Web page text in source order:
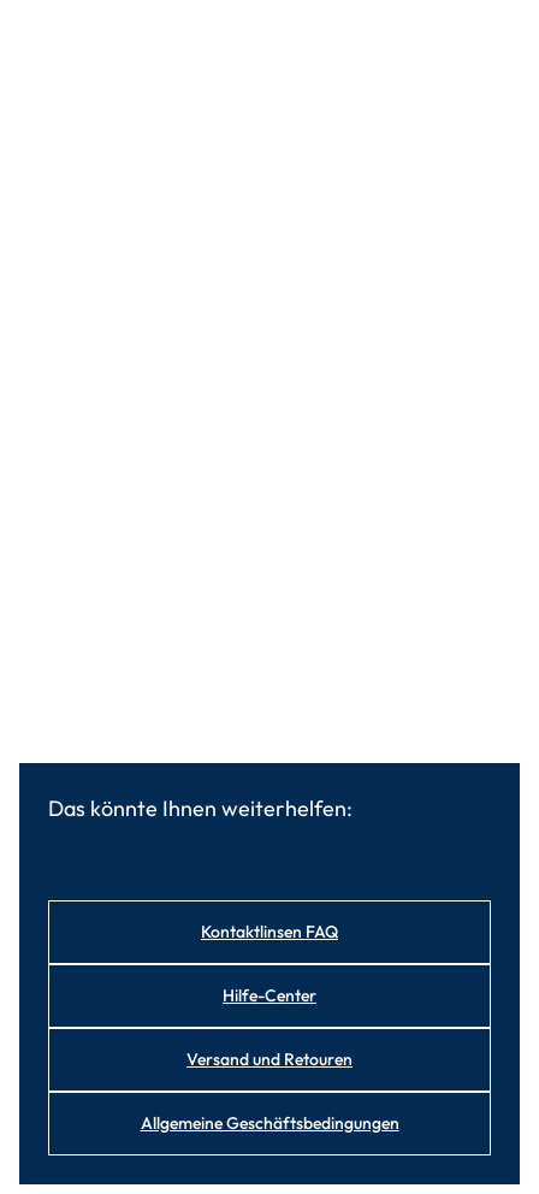
Das könnte Ihnen weiterhelfen:
Kontaktlinsen FAQ
Hilfe-Center
Versand und Retouren
Allgemeine Geschäftsbedingungen